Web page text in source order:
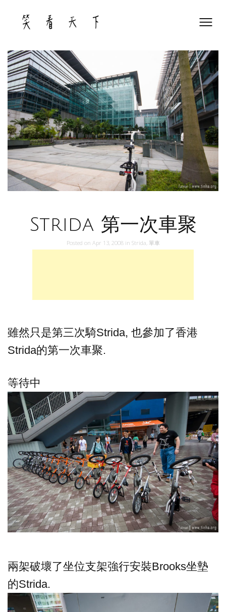
content
Strida 第一次車聚
Posted on Apr 13, 2008 in Strida 單車
雖然只是第三次騎Strida, 也參加了香港
Strida的第一次車聚.
等待中
兩架破壞了坐位支架強行安裝Brooks坐墊
的Strida.